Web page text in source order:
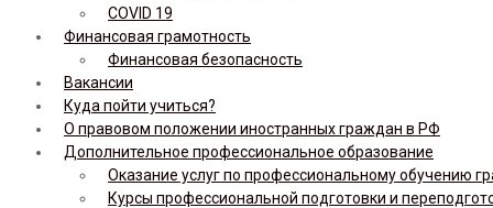
COVID 19
Финансовая грамотность
Финансовая безопасность
Вакансии
Куда пойти учиться?
О правовом положении иностранных граждан в РФ
Дополнительное профессиональное образование
Оказание услуг по профессиональному обучению
Курсы профессиональной подготовки и